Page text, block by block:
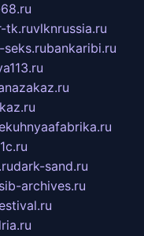
tk.ruvlknrussia.ru
bankaribi.ru
dark-sand.ru
sib-archives.ru